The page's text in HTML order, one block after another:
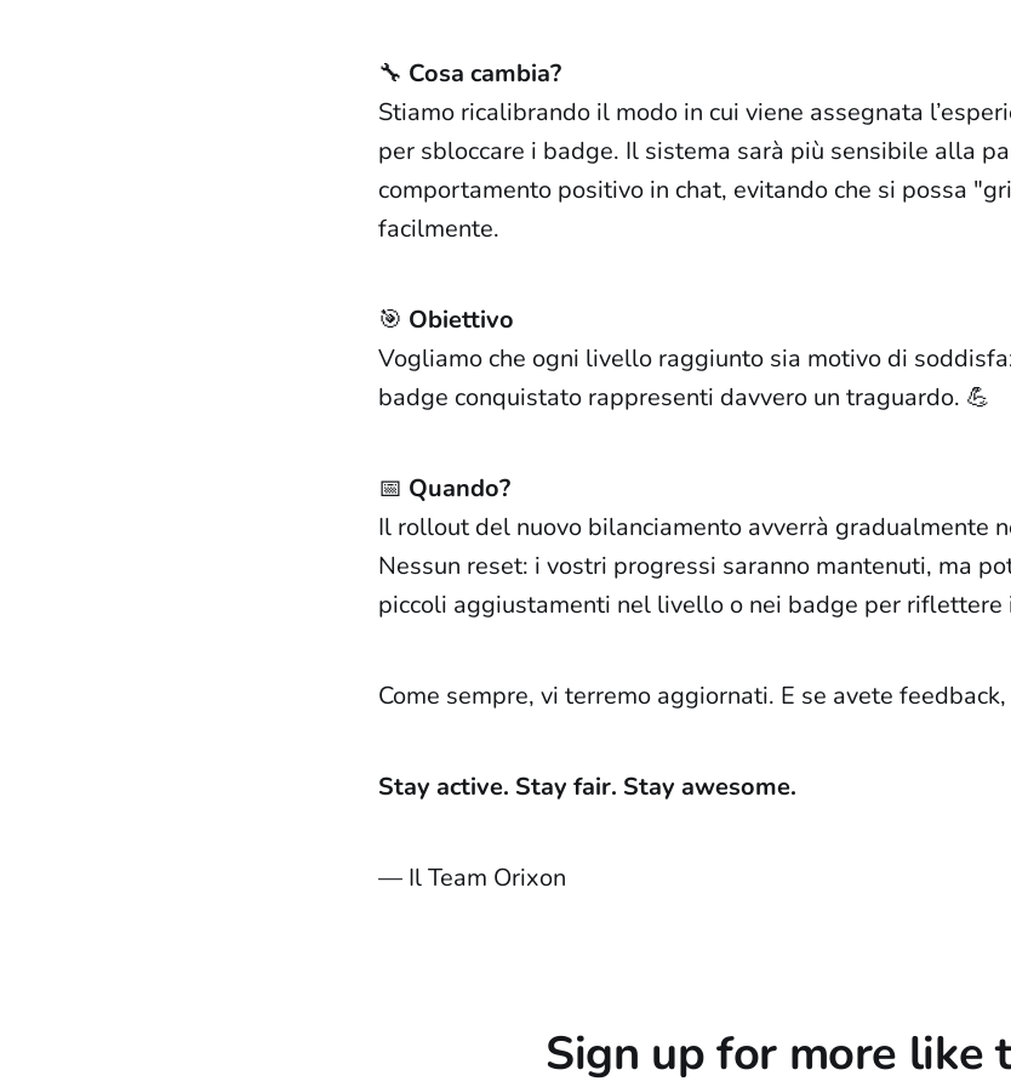
🔧 Cosa cambia?
Stiamo ricalibrando il modo in cui viene assegnata
per sbloccare i badge. Il sistema sarà più sensibile alla
comportamento positivo in chat, evitando che si possa
facilmente.
🎯 Obiettivo
Vogliamo che ogni livello raggiunto sia motivo di
badge conquistato rappresenti davvero un traguardo. 💪
📅 Quando?
Il rollout del nuovo bilanciamento avverrà gradualmente
Nessun reset: i vostri progressi saranno mantenuti, ma
piccoli aggiustamenti nel livello o nei badge per riflettere
Come sempre, vi terremo aggiornati. E se avete
Stay active. Stay fair. Stay awesome.
— Il Team Orixon
Sign up for more like